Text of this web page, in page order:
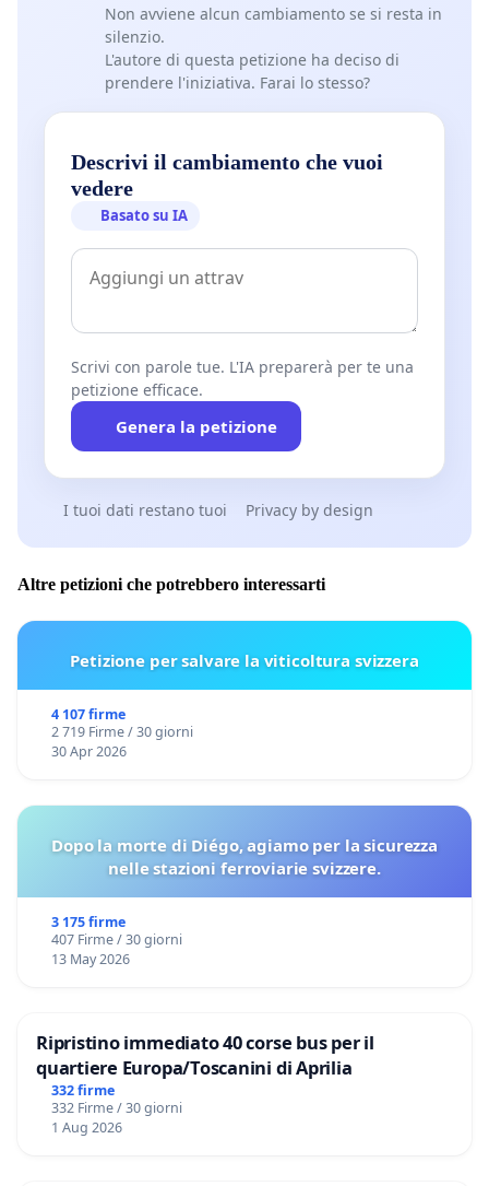
Non avviene alcun cambiamento se si resta in
silenzio.
L'autore di questa petizione ha deciso di
prendere l'iniziativa. Farai lo stesso?
Descrivi il cambiamento che vuoi
vedere
Basato su IA
Scrivi con parole tue. L'IA preparerà per te una
petizione efficace.
Genera la petizione
I tuoi dati restano tuoi Privacy by design
Altre petizioni che potrebbero interessarti
Petizione per salvare la viticoltura svizzera
4 107 firme
2 719 Firme / 30 giorni
30 Apr 2026
Dopo la morte di Diégo, agiamo per la sicurezza
nelle stazioni ferroviarie svizzere.
3 175 firme
407 Firme / 30 giorni
13 May 2026
Ripristino immediato 40 corse bus per il
quartiere Europa/Toscanini di Aprilia
332 firme
332 Firme / 30 giorni
1 Aug 2026